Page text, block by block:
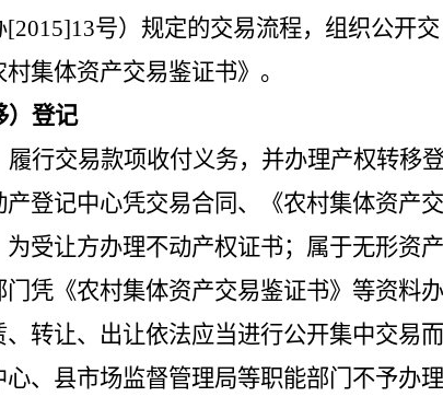
[2015]13号）规定的交易流程，组织公开交
集体资产交易鉴证书》。
）登记
行交易款项收付义务，并办理产权转移
登记中心凭交易合同、《农村集体资产交
受让方办理不动产权证书；属于无形资产
凭《农村集体资产交易鉴证书》等资料办
转让、出让依法应当进行公开集中交易而
、县市场监督管理局等职能部门不予办理